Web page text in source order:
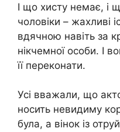
І що хисту немає, і
чоловіки – жахливі
вдячною навіть за
нікчемної особи. І
її переконати.
Усі вважали, що
носить невидиму
була, а вінок із